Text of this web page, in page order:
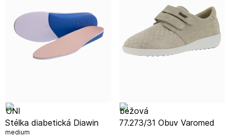
Stélka diabetická Diawin
medium
77.273/31 Obuv Varomed